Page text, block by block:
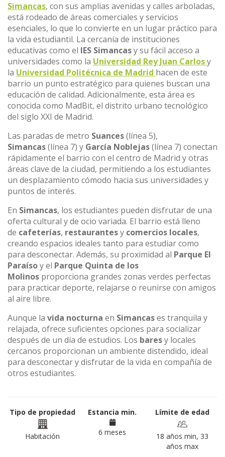
Simancas, con sus amplias avenidas y calles arboladas,
está rodeado de áreas comerciales y servicios
esenciales, lo que lo convierte en un lugar práctico para
la vida estudiantil. La cercanía de instituciones
educativas como el IES Simancasy su fácil acceso a
universidades como la Universidad Rey Juan Carlosy
la Universidad Politécnica de Madrid hacen de este
barrio un punto estratégico para quienes buscan una
educación de calidad. Adicionalmente, esta área es
conocida como MadBit, el distrito urbano tecnológico
del siglo XXI de Madrid.
Las paradas de metro Suances(línea 5),
Simancas(línea 7) y García Noblejas(línea 7) conectan
rápidamente el barrio con el centro de Madrid y otras
áreas clave de la ciudad, permitiendo a los estudiantes
un desplazamiento cómodo hacia sus universidades y
puntos de interés.
En Simancas, los estudiantes pueden disfrutar de una
oferta cultural y de ocio variada. El barrio está lleno
de cafeterías, restaurantesy comercios locales,
creando espacios ideales tanto para estudiar como
para desconectar. Además, su proximidad al Parque El
Paraísoy el Parque Quinta de los
Molinos proporciona grandes zonas verdes perfectas
para practicar deporte, relajarse o reunirse con amigos
al aire libre.
Aunque la vida nocturna en Simancases tranquila y
relajada, ofrece suficientes opciones para socializar
después de un día de estudios. Los baresy locales
cercanos proporcionan un ambiente distendido, ideal
para desconectar y disfrutar de la vida en compañía de
otros estudiantes.
Tipo de propiedad
Habitación
Estancia min.
6 meses
Límite de edad
18 años min, 33
años max